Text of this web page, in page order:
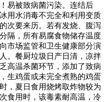
易被致病菌污染。连结后
用水消毒不完全和利用变质
次要来历。若有发烧、腹泻
隔，所有易腐食物储存温度
市场监管和卫生健康部分演
。餐厨垃圾日产日清，凉拌
高温杀菌环节，添加了致病
生鸡蛋或未完全煮熟的鸡蛋
，夏日食用烧烤取炸物较为
食用时，该毒素耐高温，冷